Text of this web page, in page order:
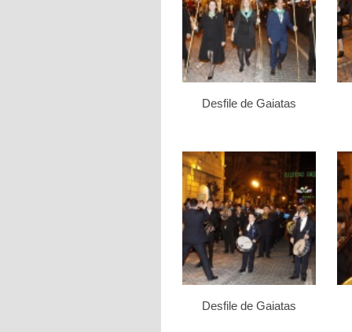
Desfile de Gaiatas
Desfile de Gaiatas